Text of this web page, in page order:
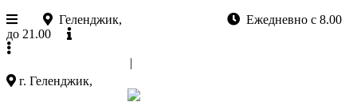
Геленджик,
Ежедневно с 8.00
до 21.00
|
г. Геленджик,